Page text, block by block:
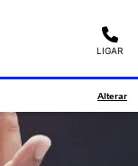
LIGAR
Alterar